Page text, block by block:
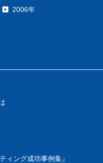
2006年
ィング成功事例集』